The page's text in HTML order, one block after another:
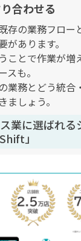
合わせる
存の業務フロー
があります。
ことで作業が増
スも。
業務とどう統合
ましょう。
業に選ばれる
」